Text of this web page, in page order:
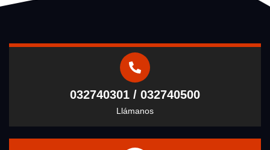
032740301 / 032740500
Llámanos